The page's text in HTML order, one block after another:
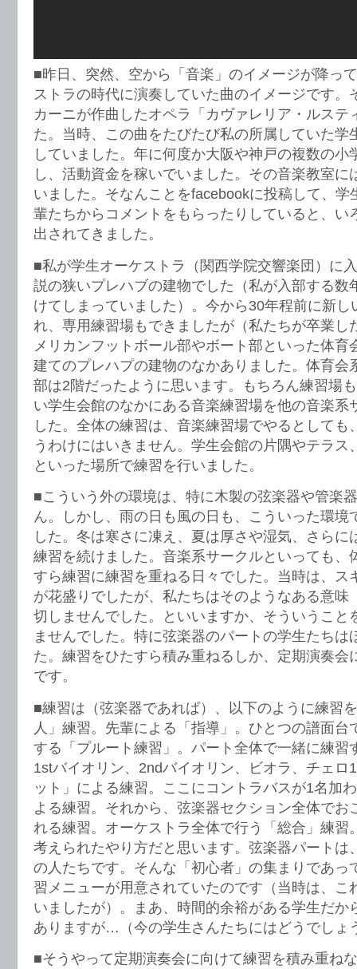
■昨日、突然、空から「音楽」のイメージが降っ
ストラの時代に演奏していた曲のイメージです。
カーニが作曲したオペラ「カヴァレリア・ルステ
た。当時、この曲をたびたび私の所属していた学
していました。年に何度か大阪や神戸の複数の小
し、活動資金を稼いでいました。その音楽教室に
いました。そなんことをfacebookに投稿して、学
輩たちからコメントをもらったりしていると、い
出されてきました。
■私が学生オーケストラ（関西学院交響楽団）に
説の狭いプレハブの建物でした（私が入部する数
けてしまっていました）。今から30年程前に新し
れ、専用練習場もできましたが（私たちが卒業
メリカンフットボール部やボート部といった体育
建てのプレハプの建物のなかありました。体育会
部は2階だったように思います。もちろん練習場
い学生会館のなかにある音楽練習場を他の音楽系
した。全体の練習は、音楽練習場でやるとしても
うわけにはいきません。学生会館の片隅やテラ
といった場所で練習を行いました。
■こういう外の環境は、特に木製の弦楽器や管楽
ん。しかし、雨の日も風の日も、こういった環境
した。冬は寒さに凍え、夏は厚さや湿気、さらに
練習を続けました。音楽系サークルといっても、
すら練習に練習を重ねる日々でした。当時は、ス
が花盛りでしたが、私たちはそのようなある意味
切しませんでした。といいますか、そういうこと
ませんでした。特に弦楽器のパートの学生たちは
た。練習をひたすら積み重ねるしか、定期演奏会
です。
■練習は（弦楽器であれば）、以下のように練習
人」練習。先輩による「指導」。ひとつの譜面台
する「プルート練習」。パート全体で一緒に練習
1stバイオリン、2ndバイオリン、ビオラ、チェロ
ット」による練習。ここにコントラバスが1名加
よる練習。それから、弦楽器セクション全体でお
れる練習。オーケストラ全体で行う「総合」練習
考えられたやり方だと思います。弦楽器パートは
の人たちです。そんな「初心者」の集まりであっ
習メニューが用意されていたのです（当時は、
いましたが）。まあ、時間的余裕がある学生だか
ありますが…（今の学生さんたちにはどうでし
■そうやって定期演奏会に向けて練習を積み重ね